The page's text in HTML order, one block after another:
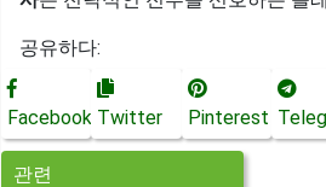
공유하다:
Facebook Twitter Pinterest
관련